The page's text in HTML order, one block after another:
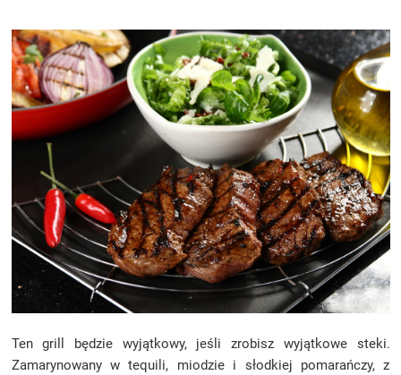
Ten grill będzie wyjątkowy, jeśli zrobisz wyjątkowe steki.
Zamarynowany w tequili, miodzie i słodkiej pomarańczy, z